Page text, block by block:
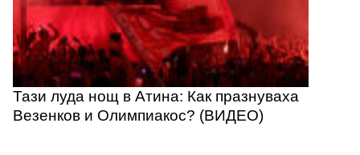
Тази луда нощ в Атина: Как празнуваха
Везенков и Олимпиакос? (ВИДЕО)